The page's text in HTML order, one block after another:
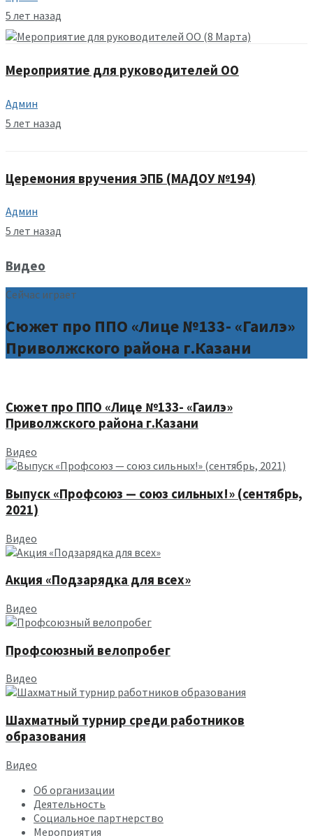
5 лет назад
Мероприятие для руководителей ОО
Админ
5 лет назад
Церемония вручения ЭПБ (МАДОУ №194)
Админ
5 лет назад
Видео
Сейчас играет
Сюжет про ППО «Лице №133- «Гаилэ»
Приволжского района г.Казани
Сюжет про ППО «Лице №133- «Гаилэ»
Приволжского района г.Казани
Видео
Выпуск «Профсоюз — союз сильных!» (сентябрь,
2021)
Видео
Акция «Подзарядка для всех»
Видео
Профсоюзный велопробег
Видео
Шахматный турнир среди работников
образования
Видео
Об организации
Деятельность
Социальное партнерство
Мероприятия